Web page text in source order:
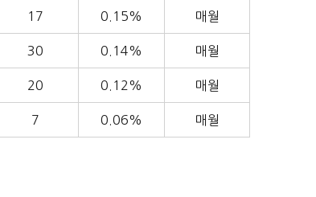
17 0.15% 매월
30 0.14% 매월
20 0.12% 매월
7 0.06% 매월